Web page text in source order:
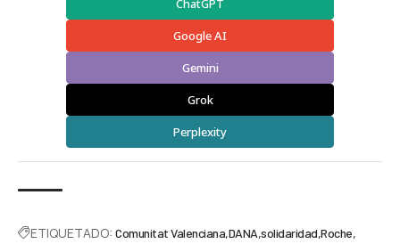
ChatGPT
Google AI
Gemini
Grok
Perplexity
ETIQUETADO: Comunitat Valenciana DANA solidaridad Roche